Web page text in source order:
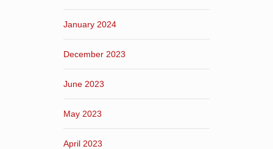
January 2024
December 2023
June 2023
May 2023
April 2023